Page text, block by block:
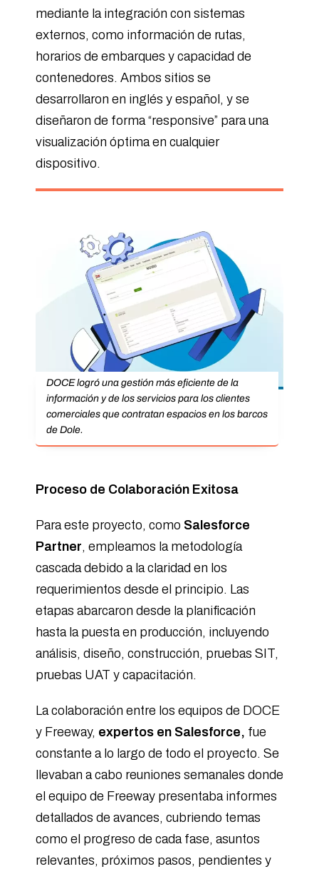
mediante la integración con sistemas
externos, como información de rutas,
horarios de embarques y capacidad de
contenedores. Ambos sitios se
desarrollaron en inglés y español, y se
diseñaron de forma “responsive” para una
visualización óptima en cualquier
dispositivo.
DOCE logró una gestión más eficiente de la
información y de los servicios para los clientes
comerciales que contratan espacios en los barcos
de Dole.
Proceso de Colaboración Exitosa
Para este proyecto, como Salesforce
Partner, empleamos la metodología
cascada debido a la claridad en los
requerimientos desde el principio. Las
etapas abarcaron desde la planificación
hasta la puesta en producción, incluyendo
análisis, diseño, construcción, pruebas SIT,
pruebas UAT y capacitación.
La colaboración entre los equipos de DOCE
y Freeway, expertos en Salesforce, fue
constante a lo largo de todo el proyecto. Se
llevaban a cabo reuniones semanales donde
el equipo de Freeway presentaba informes
detallados de avances, cubriendo temas
como el progreso de cada fase, asuntos
relevantes, próximos pasos, pendientes y